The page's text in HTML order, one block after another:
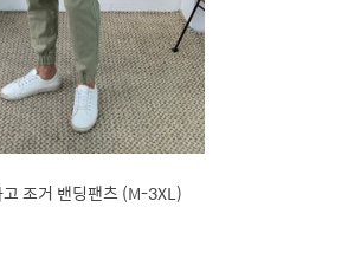
조거 밴딩팬츠 (M-3XL)